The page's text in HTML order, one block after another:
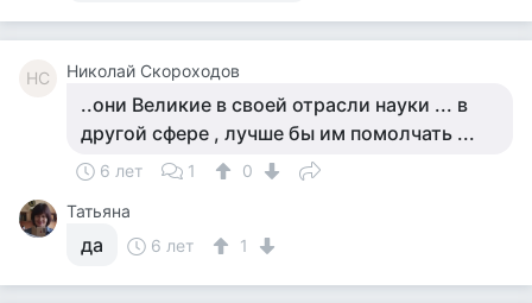
НС Николай Скороходов
..они Великие в своей отрасли науки ... в
другой сфере , лучше бы им помолчать ...
6 лет 1
0
Татьяна
да 6 лет 1